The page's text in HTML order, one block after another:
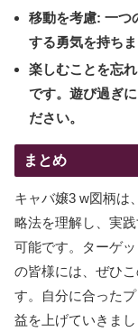
移動を考慮: 一つ
する勇気を持ちま
楽しむことを忘
です。遊び過ぎ
ださい。
まとめ
キャバ嬢3 w図柄は
略法を理解し、実
可能です。ターゲ
の皆様には、ぜひ
す。自分に合った
益を上げていきまし